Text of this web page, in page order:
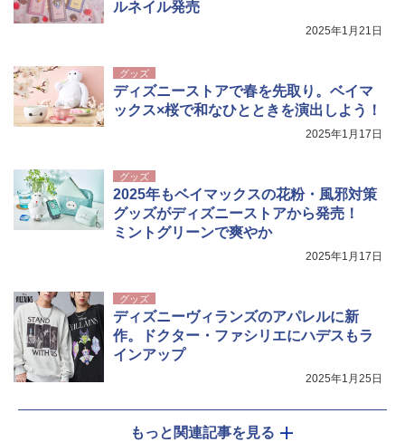
ルネイル発売
2025年1月21日
グッズ
ディズニーストアで春を先取り。ベイマ
ックス×桜で和なひとときを演出しよう！
2025年1月17日
グッズ
2025年もベイマックスの花粉・風邪対策
グッズがディズニーストアから発売！
ミントグリーンで爽やか
2025年1月17日
グッズ
ディズニーヴィランズのアパレルに新
作。ドクター・ファシリエにハデスもラ
インアップ
2025年1月25日
もっと関連記事を見る